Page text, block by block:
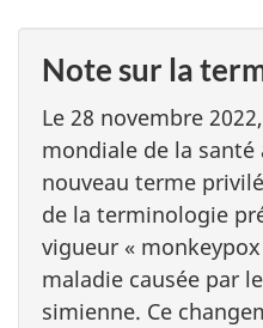
Note sur la
Le 28 novembre
mondiale de la
nouveau terme
de la terminologie
vigueur «
maladie causée par
simienne. Ce